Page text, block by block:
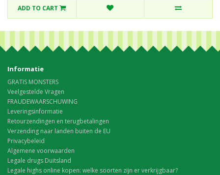
ADD TO CART
Informatie
GRATIS MONSTERS
Veelgestelde Vragen
FRAUDEWAARSCHUWING
Leveringsinformatie
Retourzendingen en terugbetalingen
Verzending naar landen buiten de EU
Privacybeleid
Algemene voorwaarden
Legale drugs Duitsland
Legale highs online kopen: welke soorten zijn er verkrijgbaar?